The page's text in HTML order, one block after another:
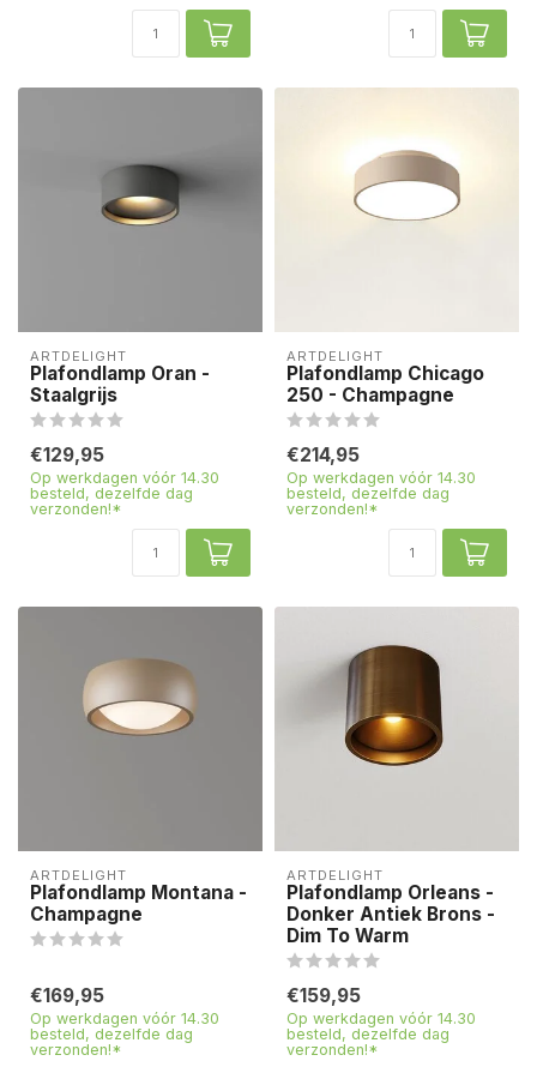
ARTDELIGHT
Plafondlamp Oran -
Staalgrijs
€129,95
Op werkdagen vóór 14.30
besteld, dezelfde dag
verzonden!*
ARTDELIGHT
Plafondlamp Chicago
250 - Champagne
€214,95
Op werkdagen vóór 14.30
besteld, dezelfde dag
verzonden!*
ARTDELIGHT
Plafondlamp Montana -
Champagne
€169,95
Op werkdagen vóór 14.30
besteld, dezelfde dag
verzonden!*
ARTDELIGHT
Plafondlamp Orleans -
Donker Antiek Brons -
Dim To Warm
€159,95
Op werkdagen vóór 14.30
besteld, dezelfde dag
verzonden!*